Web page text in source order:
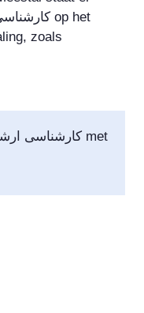
op het
zoals
کارشناسی met